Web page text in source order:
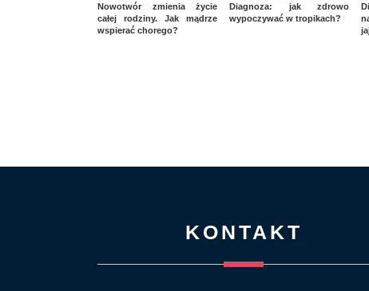
Nowotwór zmienia życie
całej rodziny. Jak mądrze
wspierać chorego?
Diagnoza: jak zdrowo
wypoczywać w tropikach?
KONTAKT